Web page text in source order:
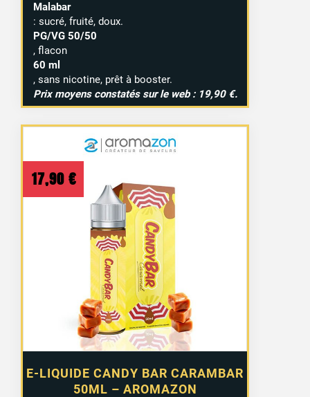
Malabar
: sucré, fruité, doux.
PG/VG 50/50
, flacon
60 ml
, sans nicotine, prêt à booster.
Prix moyens constatés sur le web : 19,90 €.
E-LIQUIDE CANDY BAR CARAMBAR
50ML – AROMAZON
17,90 €